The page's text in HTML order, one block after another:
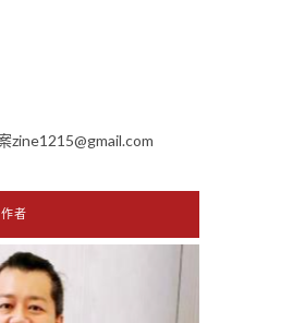
zine1215@gmail.com
作者